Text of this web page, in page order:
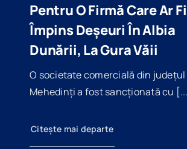
Pentru O Firmă Care Ar Fi
Împins Deșeuri În Albia
Dunării, La Gura Văii
O societate comercială din județul
Mehedinți a fost sancționată cu
Citește mai departe
Yokohama A
Fabrică De
Tocmai A Dat
Categorii: